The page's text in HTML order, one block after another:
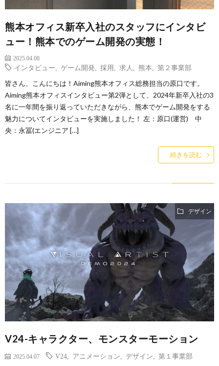
熊本オフィス新卒入社のスタッフにインタビ
ュー！熊本でのゲーム開発の実態！
2025.04.08
インタビュー ゲーム開発 採用 求人 熊本 第２事業部
皆さん、こんにちは！Aiming熊本オフィス総務担当の原口です。
Aiming熊本オフィスインタビュー第2弾として、2024年新卒入社の3
名に一年間を振り返っていただきながら、熊本でゲーム開発をする
魅力についてインタビューを実施しました！ 左：原口(運営) 中
央：永冨(エンジニア […]
続きを読む
デザイン
V24-キャラクター、モンスターモーション
2025.04.07 V24 アニメーション デザイン 第１事業部